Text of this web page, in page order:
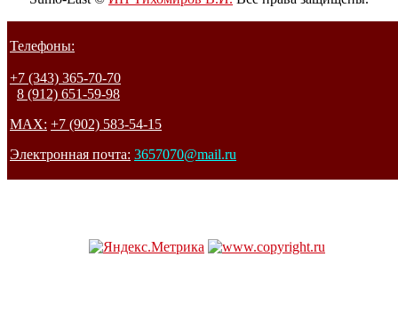
Телефоны:
+7 (343) 365-70-70
8 (912) 651-59-98
MAX: +7 (902) 583-54-15
Электронная почта: 3657070@mail.ru